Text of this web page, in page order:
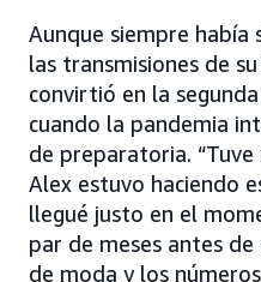
Aunque siempre
las transmisiones de
convirtió en la
cuando la pandemia
de preparatoria.
Alex estuvo haciendo
llegué justo en el
par de meses antes
de moda y los